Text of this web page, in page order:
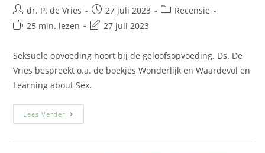
dr. P. de Vries 27 juli 2023
Recensie
25 min. lezen
27 juli 2023
Seksuele opvoeding hoort bij de geloofsopvoeding. Ds. De
Vries bespreekt o.a. de boekjes Wonderlijk en Waardevol en
Learning about Sex.
Lees Verder